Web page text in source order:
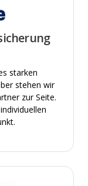
starken
stehen wir
zur Seite.